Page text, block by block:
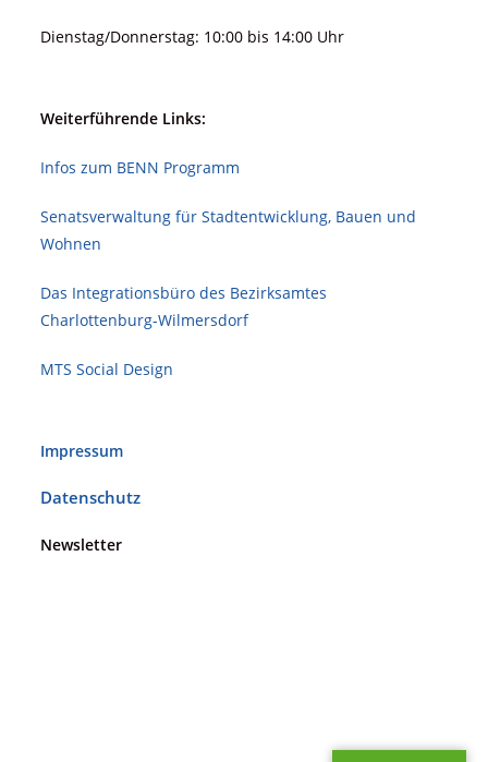
Dienstag/Donnerstag: 10:00 bis 14:00 Uhr
Weiterführende Links:
Infos zum BENN Programm
Senatsverwaltung für Stadt­ent­wicklung, Bauen und
Wohnen
Das Integrationsbüro des Bezirksamtes
Charlottenburg-Wilmersdorf
MTS Social Design
Impressum
Datenschutz
Newsletter